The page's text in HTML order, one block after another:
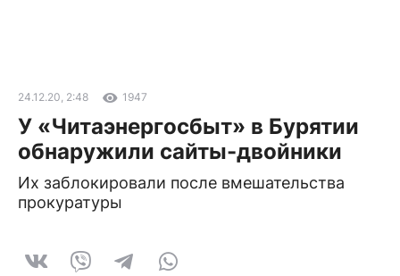
24.12.20, 2:48 1947
У «Читаэнергосбыт» в Бурятии
обнаружили сайты-двойники
Их заблокировали после вмешательства
прокуратуры